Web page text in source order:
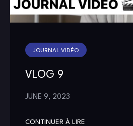
JOURNAL VIDÉO
VLOG 9
JUNE 9, 2023
CONTINUER À LIRE